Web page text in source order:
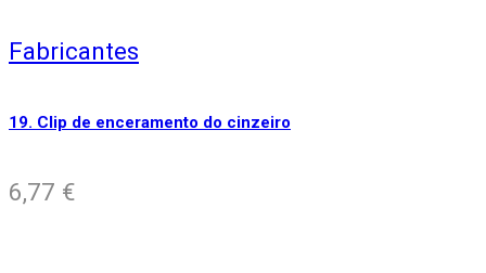
Fabricantes
19. Clip de enceramento do cinzeiro
6,77 €